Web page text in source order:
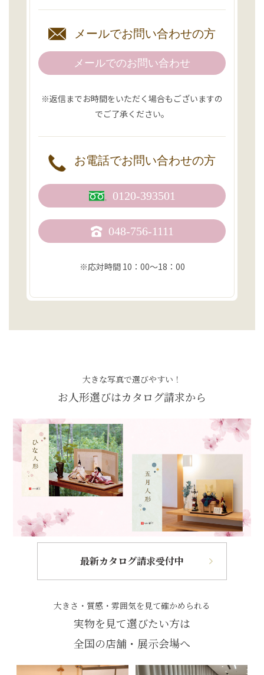
メールでお問い合わせの方
メールでのお問い合わせ
※返信までお時間をいただく場合もございますの
でご了承ください。
お電話でお問い合わせの方
0120-393501
048-756-1111
※応対時間 10：00〜18：00
大きな写真で選びやすい！
お人形選びはカタログ請求から
最新カタログ請求受付中
大きさ・質感・雰囲気を見て確かめられる
実物を見て選びたい方は
全国の店舗・展示会場へ